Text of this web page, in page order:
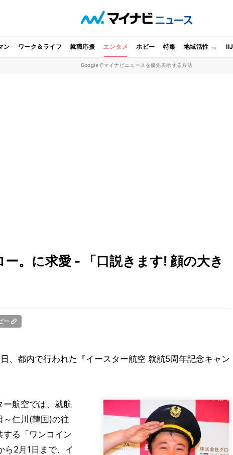
ン ワーク＆ライフ 就職応援 エンタメ ホビー 特集 地域活性 IIJ
Googleでマイナビニュースを優先表示する方法
。に求愛 - 「口説きます! 顔の大き
ー
、都内で行われた『イースター航空 就航5周年記念キャン
ー航空では、就航
～仁川(韓国)の往
る「ワンコイン
ら2月1日まで、イ